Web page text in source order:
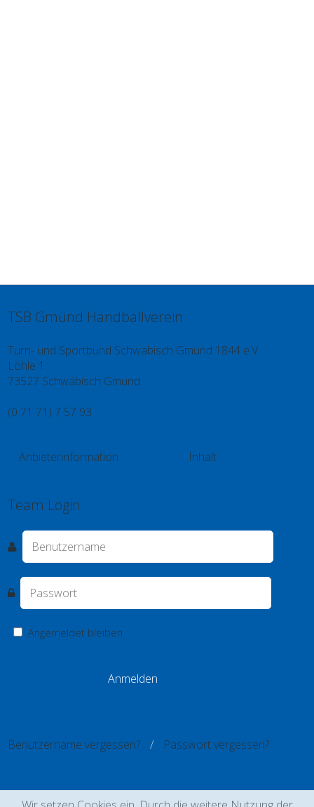
TSB Gmünd Handballverein
Turn- und Sportbund Schwäbisch Gmünd 1844 e.V.
Löhle 1
73527 Schwäbisch Gmünd
(0 71 71) 7 57 93
Anbieterinformation
Inhalt
Team Login
Angemeldet bleiben
Benutzername vergessen? Passwort vergessen?